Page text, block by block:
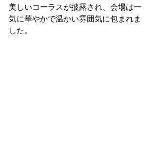
美しいコーラスが披露され、会場は一
気に華やかで温かい雰囲気に包まれま
した。